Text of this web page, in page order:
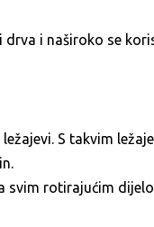
i naširoko se
S takvim
rotirajućim